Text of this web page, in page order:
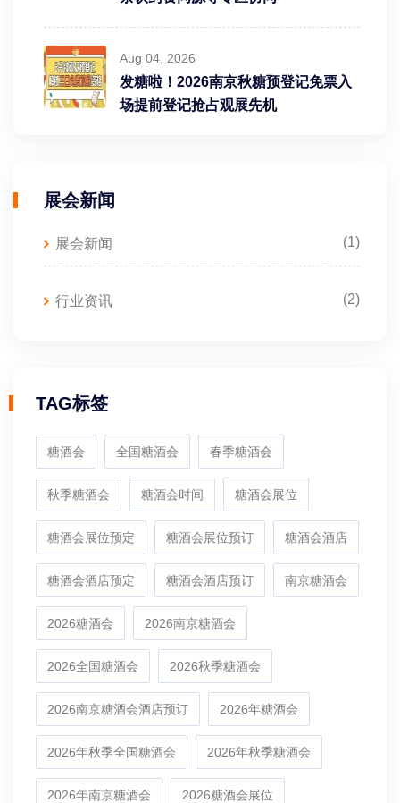
Aug 04, 2026
发糖啦！2026南京秋糖预登记免票入
场提前登记抢占观展先机
展会新闻
展会新闻 (1)
行业资讯 (2)
TAG标签
糖酒会 全国糖酒会 春季糖酒会
秋季糖酒会 糖酒会时间 糖酒会展位
糖酒会展位预定 糖酒会展位预订 糖酒会酒店
糖酒会酒店预定 糖酒会酒店预订 南京糖酒会
2026糖酒会 2026南京糖酒会
2026全国糖酒会 2026秋季糖酒会
2026南京糖酒会酒店预订 2026年糖酒会
2026年秋季全国糖酒会 2026年秋季糖酒会
2026年南京糖酒会 2026糖酒会展位